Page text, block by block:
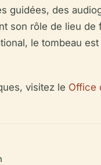
guidées, des
son rôle de lieu
le tombeau
visitez le Office